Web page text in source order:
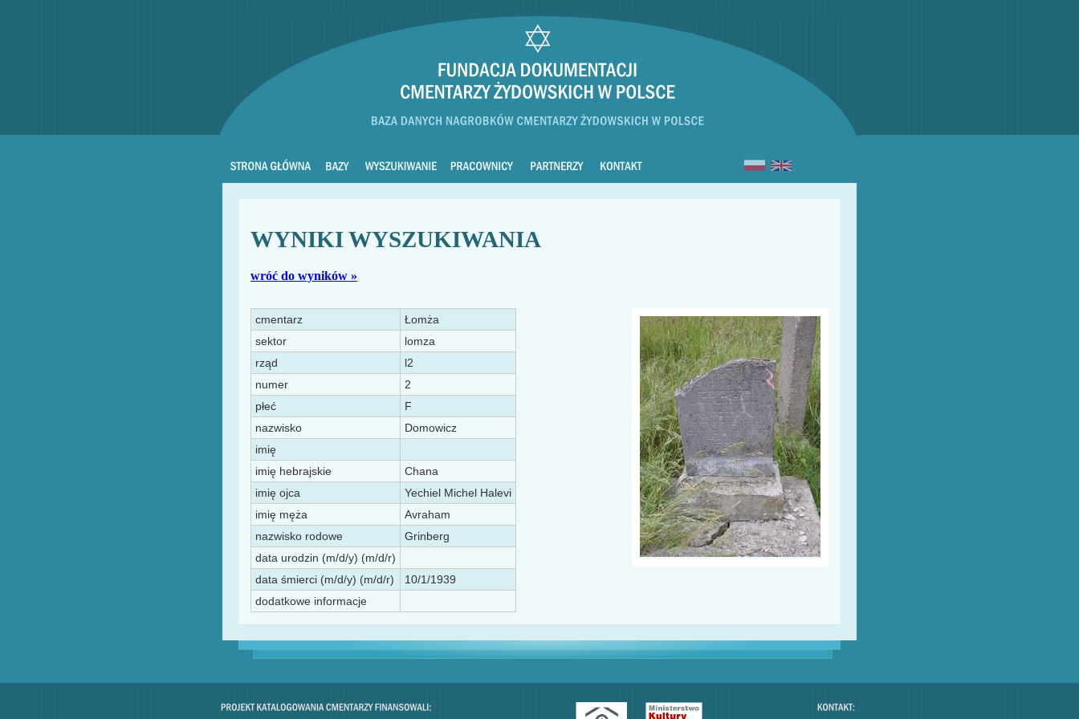
WYNIKI WYSZUKIWANIA
wróć do wyników »
cmentarz
Łomża
sektor
lomza
rząd
l2
numer
2
płeć
F
nazwisko
Domowicz
imię
imię hebrajskie
Chana
imię ojca
Yechiel Michel Halevi
imię męża
Avraham
nazwisko rodowe
Grinberg
data urodzin (m/d/y) (m/d/r)
data śmierci (m/d/y) (m/d/r)
10/1/1939
dodatkowe informacje